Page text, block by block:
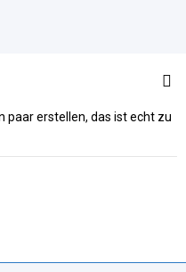
paar erstellen, das ist echt zu